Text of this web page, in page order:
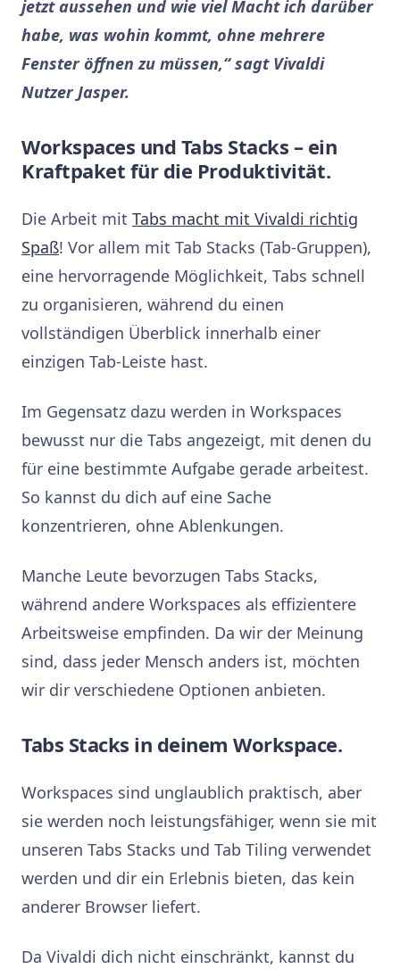
jetzt aussehen und wie viel Macht ich darüber
habe, was wohin kommt, ohne mehrere
Fenster öffnen zu müssen,“ sagt Vivaldi
Nutzer Jasper.
Workspaces und Tabs Stacks – ein
Kraftpaket für die Produktivität.
Die Arbeit mit Tabs macht mit Vivaldi richtig
Spaß! Vor allem mit Tab Stacks (Tab-Gruppen),
eine hervorragende Möglichkeit, Tabs schnell
zu organisieren, während du einen
vollständigen Überblick innerhalb einer
einzigen Tab-Leiste hast.
Im Gegensatz dazu werden in Workspaces
bewusst nur die Tabs angezeigt, mit denen du
für eine bestimmte Aufgabe gerade arbeitest.
So kannst du dich auf eine Sache
konzentrieren, ohne Ablenkungen.
Manche Leute bevorzugen Tabs Stacks,
während andere Workspaces als effizientere
Arbeitsweise empfinden. Da wir der Meinung
sind, dass jeder Mensch anders ist, möchten
wir dir verschiedene Optionen anbieten.
Tabs Stacks in deinem Workspace.
Workspaces sind unglaublich praktisch, aber
sie werden noch leistungsfähiger, wenn sie mit
unseren Tabs Stacks und Tab Tiling verwendet
werden und dir ein Erlebnis bieten, das kein
anderer Browser liefert.
Da Vivaldi dich nicht einschränkt, kannst du